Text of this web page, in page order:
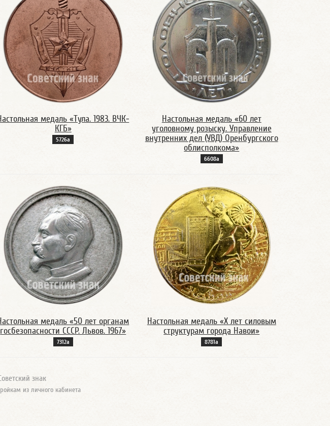
медаль «Тула. 1983. ВЧК-
КГБ»
5726а
Настольная медаль «60 лет
уголовному розыску. Управление
внутренних дел (УВД) Оренбургского
облисполкома»
6608а
медаль «50 лет органам
госбезопасности СССР. Львов. 1967»
7312а
Настольная медаль «X лет силовым
структурам города Навои»
8781а
знак
из личного кабинета